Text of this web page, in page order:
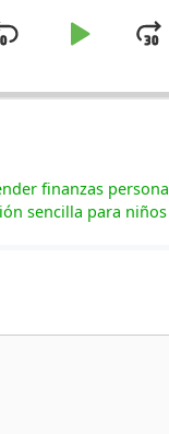
Saltar
atrás
finanzas
sencilla para